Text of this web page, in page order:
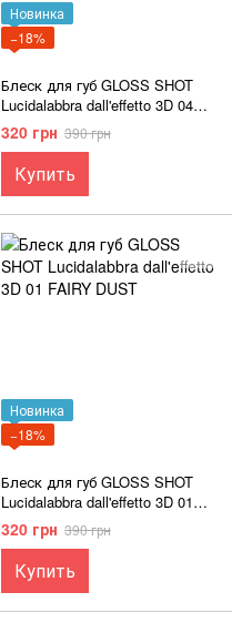
Новинка
−18%
Блеск для губ GLOSS SHOT
Lucidalabbra dall'effetto 3D 04
SWEET BABY
320 грн 390 грн
Купить
Новинка
−18%
Блеск для губ GLOSS SHOT
Lucidalabbra dall'effetto 3D 01
FAIRY DUST
320 грн 390 грн
Купить